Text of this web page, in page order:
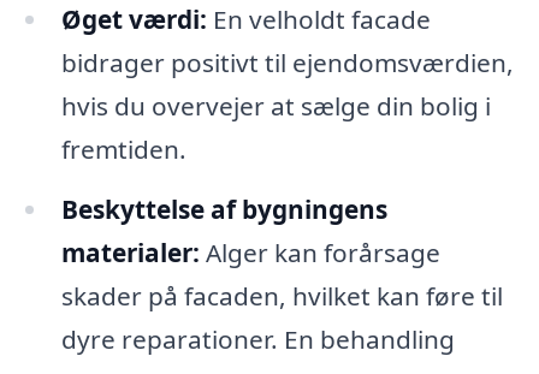
Øget værdi: En velholdt facade
bidrager positivt til ejendomsværdien,
hvis du overvejer at sælge din bolig i
fremtiden.
Beskyttelse af bygningens
materialer: Alger kan forårsage
skader på facaden, hvilket kan føre til
dyre reparationer. En behandling